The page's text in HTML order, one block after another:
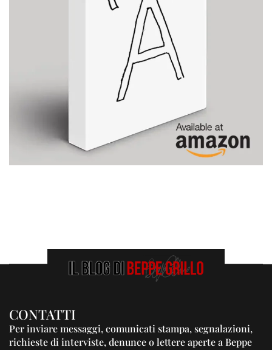
CONTATTI
Per inviare messaggi, comunicati stampa, segnalazioni,
richieste di interviste, denunce o lettere aperte a Beppe